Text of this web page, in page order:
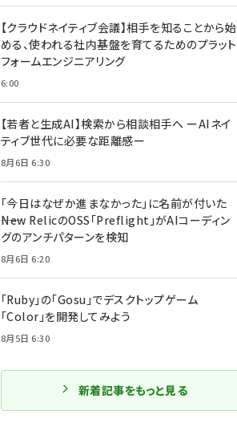
【クラウドネイティブ会議】相手を知ることから始
める、使われる社内基盤を育てるためのプラット
フォームエンジニアリング
6:00
【若者と生成AI】検索から相談相手へ ーAIネイ
ティブ世代に必要な距離感ー
8月6日 6:30
「今日はなぜか進まなかった」に名前が付いた
――New RelicのOSS「Preflight」がAIコーディン
グのアンチパターンを検知
8月6日 6:20
「Ruby」の「Gosu」でデスクトップゲーム
「Color」を開発してみよう
8月5日 6:30
新着記事をもっと見る